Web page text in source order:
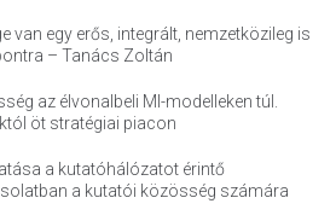
van egy erős, integrált, nemzetközileg is
– Tanács Zoltán
az élvonalbeli MI-modelleken túl.
öt stratégiai piacon
a kutatóhálózatot érintő
a kutatói közösség számára